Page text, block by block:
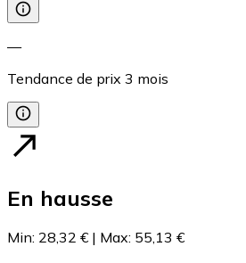
—
Tendance de prix 3 mois
En hausse
Min: 28,32 € | Max: 55,13 €